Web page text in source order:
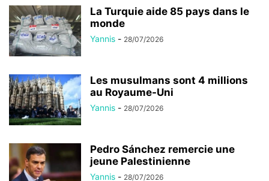
La Turquie aide 85 pays dans le
monde
Yannis - 28/07/2026
Les musulmans sont 4 millions
au Royaume-Uni
Yannis - 28/07/2026
Pedro Sánchez remercie une
jeune Palestinienne
Yannis - 28/07/2026